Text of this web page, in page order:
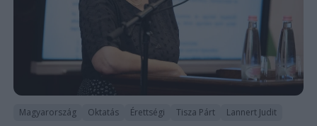
Magyarország Oktatás Érettségi Tisza Párt Lannert Judit